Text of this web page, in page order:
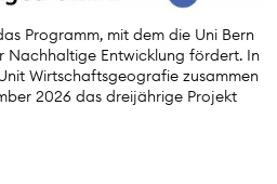
Programm, mit dem die Uni Bern
Nachhaltige Entwicklung fördert. In
Wirtschaftsgeografie zusammen
2026 das dreijährige Projekt